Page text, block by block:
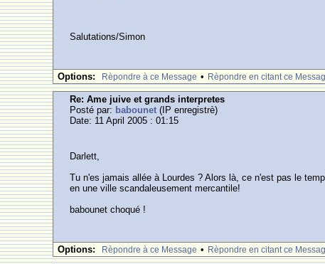
Salutations/Simon
Options: Rèpondre à ce Message • Rèpondre en citant ce
Re: Ame juive et grands interpretes
Posté par: babounet (IP enregistrè)
Date: 11 April 2005 : 01:15
Darlett,
Tu n'es jamais allée à Lourdes ? Alors là, ce n'est pas le
en une ville scandaleusement mercantile!
babounet choqué !
Options: Rèpondre à ce Message • Rèpondre en citant ce